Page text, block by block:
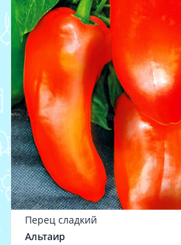
Перец сладкий
Альтаир